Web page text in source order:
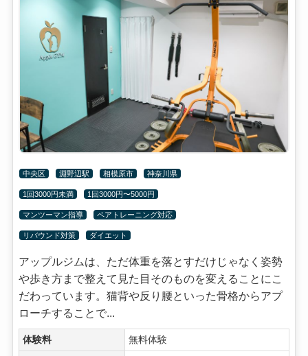
中央区 淵野辺駅 相模原市 神奈川県
1回3000円未満 1回3000円〜5000円
マンツーマン指導 ペアトレーニング対応
リバウンド対策 ダイエット
アップルジムは、ただ体重を落とすだけじゃなく姿勢
や歩き方まで整えて見た目そのものを変えることにこ
だわっています。猫背や反り腰といった骨格からアプ
ローチすることで...
体験料 無料体験